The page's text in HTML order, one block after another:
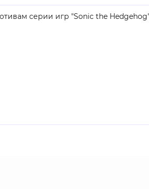
серии игр "Sonic the